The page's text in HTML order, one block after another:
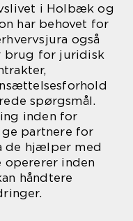
i Holbæk og
har behovet for
også
brug for juridisk
spørgsmål.
inden for
partnere for
de hjælper med
opererer inden
håndtere